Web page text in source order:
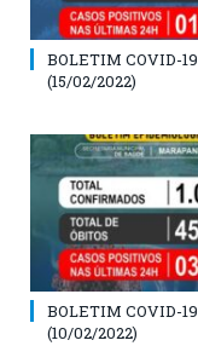
BOLETIM COVID-19
(15/02/2022)
BOLETIM COVID-19
(10/02/2022)